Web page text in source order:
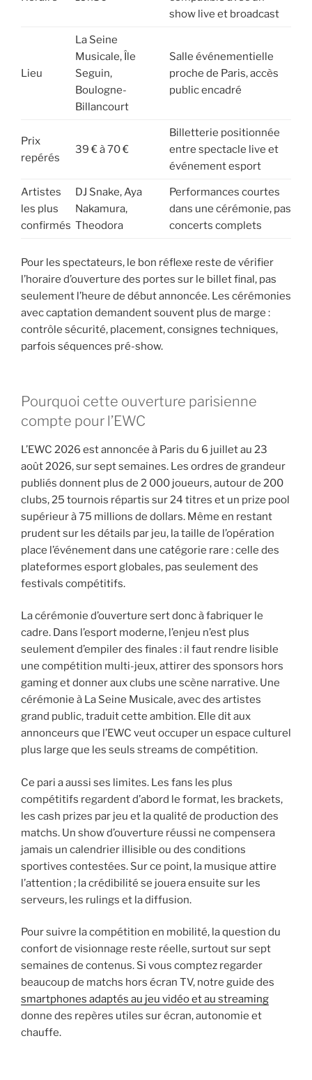
show live et broadcast
Lieu
La Seine
Musicale, Île
Seguin,
Boulogne-
Billancourt
Salle événementielle
proche de Paris, accès
public encadré
Prix
repérés
39 € à 70 €
Billetterie positionnée
entre spectacle live et
événement esport
Artistes
les plus
confirmés
DJ Snake, Aya
Nakamura,
Theodora
Performances courtes
dans une cérémonie, pas
concerts complets
Pour les spectateurs, le bon réflexe reste de vérifier
l’horaire d’ouverture des portes sur le billet final, pas
seulement l’heure de début annoncée. Les cérémonies
avec captation demandent souvent plus de marge :
contrôle sécurité, placement, consignes techniques,
parfois séquences pré-show.
Pourquoi cette ouverture parisienne
compte pour l’EWC
L’EWC 2026 est annoncée à Paris du 6 juillet au 23
août 2026, sur sept semaines. Les ordres de grandeur
publiés donnent plus de 2 000 joueurs, autour de 200
clubs, 25 tournois répartis sur 24 titres et un prize pool
supérieur à 75 millions de dollars. Même en restant
prudent sur les détails par jeu, la taille de l’opération
place l’événement dans une catégorie rare : celle des
plateformes esport globales, pas seulement des
festivals compétitifs.
La cérémonie d’ouverture sert donc à fabriquer le
cadre. Dans l’esport moderne, l’enjeu n’est plus
seulement d’empiler des finales : il faut rendre lisible
une compétition multi-jeux, attirer des sponsors hors
gaming et donner aux clubs une scène narrative. Une
cérémonie à La Seine Musicale, avec des artistes
grand public, traduit cette ambition. Elle dit aux
annonceurs que l’EWC veut occuper un espace culturel
plus large que les seuls streams de compétition.
Ce pari a aussi ses limites. Les fans les plus
compétitifs regardent d’abord le format, les brackets,
les cash prizes par jeu et la qualité de production des
matchs. Un show d’ouverture réussi ne compensera
jamais un calendrier illisible ou des conditions
sportives contestées. Sur ce point, la musique attire
l’attention ; la crédibilité se jouera ensuite sur les
serveurs, les rulings et la diffusion.
Pour suivre la compétition en mobilité, la question du
confort de visionnage reste réelle, surtout sur sept
semaines de contenus. Si vous comptez regarder
beaucoup de matchs hors écran TV, notre guide des
smartphones adaptés au jeu vidéo et au streaming
donne des repères utiles sur écran, autonomie et
chauffe.